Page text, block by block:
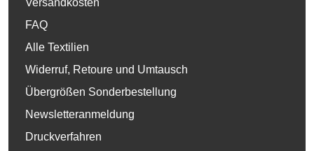
FAQ
Alle Textilien
Widerruf, Retoure und Umtausch
Übergrößen Sonderbestellung
Newsletteranmeldung
Druckverfahren